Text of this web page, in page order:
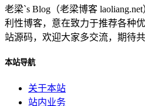
老梁`s Blog（老梁博客
利性博客，意在致力于推荐各种
站源码，欢迎大家多交流，期待共
本站导航
关于本站
站内业务